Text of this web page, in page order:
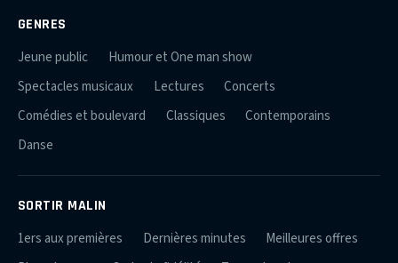
GENRES
Jeune public
Humour et One man show
Spectacles musicaux
Lectures
Concerts
Comédies et boulevard
Classiques
Contemporains
Danse
SORTIR MALIN
1ers aux premières Dernières minutes
Meilleures offres